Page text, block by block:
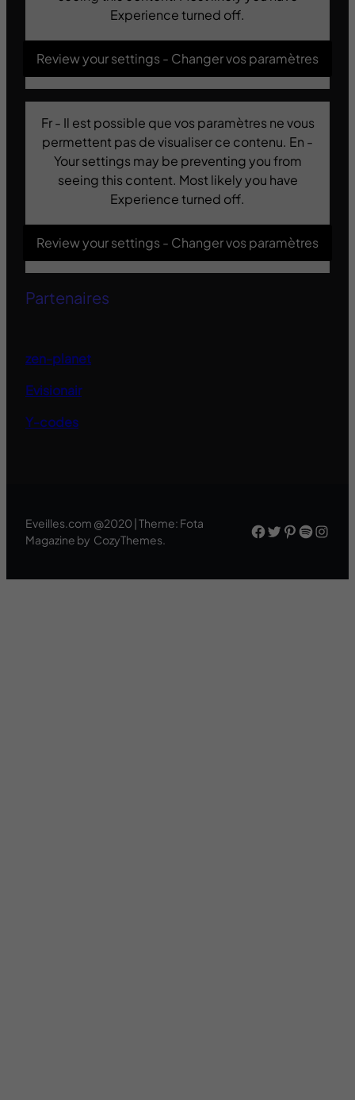
Experience turned off.
Review your settings - Changer vos paramètres
Fr - Il est possible que vos paramètres ne vous
permettent pas de visualiser ce contenu. En -
Your settings may be preventing you from
seeing this content. Most likely you have
Experience turned off.
Review your settings - Changer vos paramètres
Partenaires
zen-planet
Evisionair
Y-codes
Eveilles.com @2020 | Theme: Fota
Magazine by CozyThemes.
Facebook
Twitter